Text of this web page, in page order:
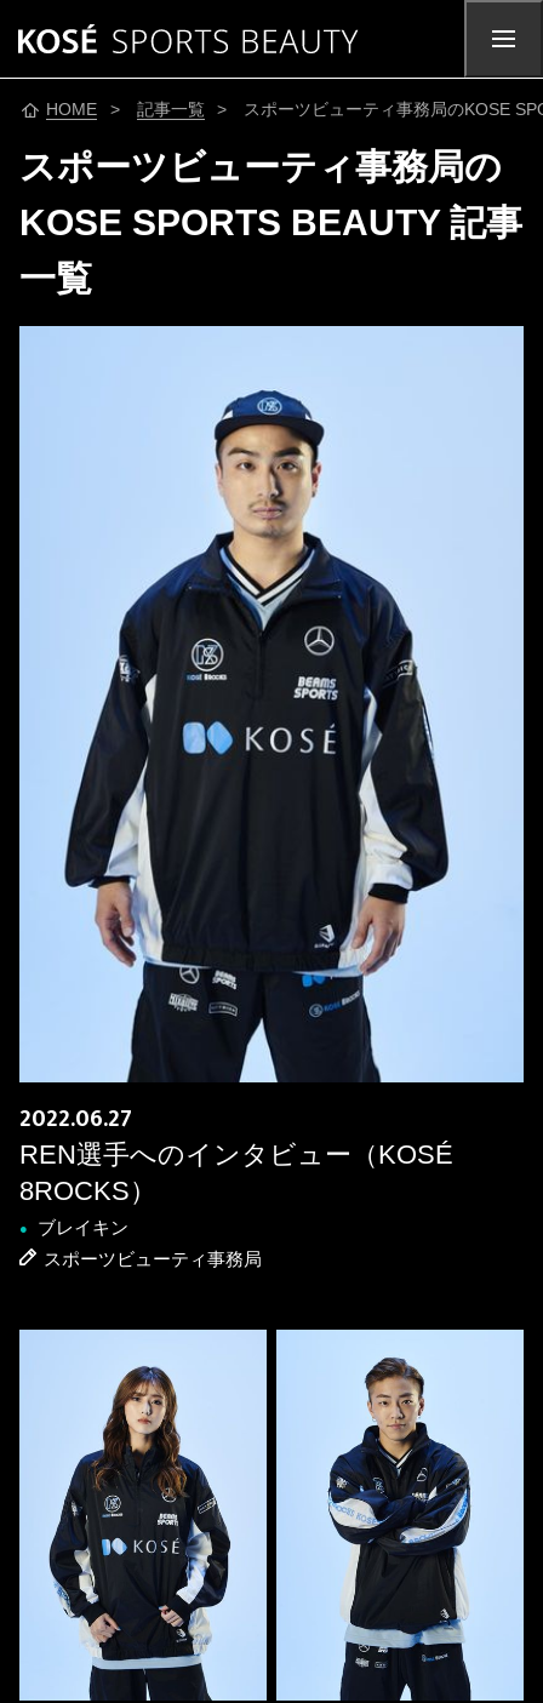
HOME > 記事一覧 > スポーツビューティ事務局のKOSE
スポーツビューティ事務局の
KOSE SPORTS BEAUTY 記事
一覧
2022.06.27
REN選手へのインタビュー（KOSÉ
8ROCKS）
●
ブレイキン
スポーツビューティ事務局